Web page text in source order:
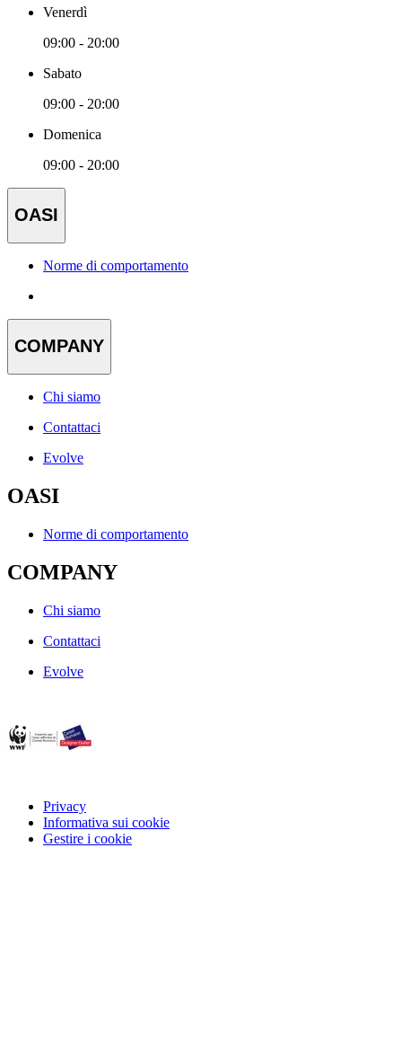
Venerdì
09:00 - 20:00
Sabato
09:00 - 20:00
Domenica
09:00 - 20:00
OASI
Norme di comportamento
COMPANY
Chi siamo
Contattaci
Evolve
OASI
Norme di comportamento
COMPANY
Chi siamo
Contattaci
Evolve
Privacy
Informativa sui cookie
Gestire i cookie